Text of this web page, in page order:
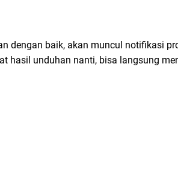
dengan baik, akan muncul notifikasi
unduhan nanti, bisa langsung